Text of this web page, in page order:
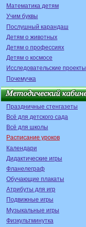
Математика детям
Учим буквы
Послушный карандаш
Детям о животных
Детям о профессиях
Детям о космосе
Исследовательские проекты
Почемучка
Праздничные стенгазеты
Всё для детского сада
Всё для школы
Расписание уроков
Календари
Дидактические игры
Фланелеграф
Обучающие плакаты
Атрибуты для игр
Подвижные игры
Музыкальные игры
Физкультминутка